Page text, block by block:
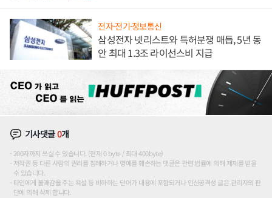
전자·전기·정보통신
삼성전자 넷리스트와 특허분쟁 매듭, 5년 동
안 최대 1.3조 라이선스비 지급
기사댓글0개
200자까지 쓰실 수 있습니다. (현재 0 byte / 최대 400byte)
저작권 등 다른 사람의 권리를 침해하거나 명예를 훼손하는 댓글은 관련 법률에 의해 제재를 받을
수 있습니다.
타인에게 불쾌감을 주는 욕설 등 비하하는 단어가 내용에 포함되거나 인신공격성 글은 관리자의 판
단에 의해 삭제 합니다.